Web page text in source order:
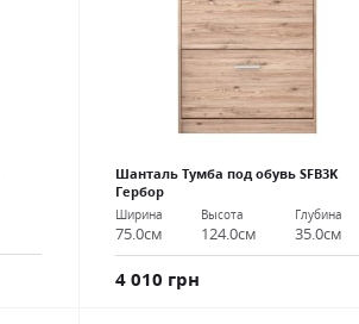
Шанталь Тумба под обувь SFB3K
Гербор
Ширина
75.0см
Высота
124.0см
Глубина
35.0см
4 010 грн